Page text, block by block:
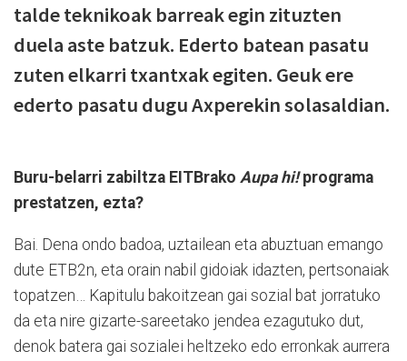
talde teknikoak barreak egin zituzten
duela aste batzuk. Ederto batean pasatu
zuten elkarri txantxak egiten. Geuk ere
ederto pasatu dugu Axperekin solasaldian.
Buru-belarri zabiltza EITBrako Aupa hi!programa
prestatzen, ezta?
Bai. Dena ondo badoa, uztailean eta abuztuan emango
dute ETB2n, eta orain nabil gidoiak idazten, pertsonaiak
topatzen… Kapitulu bakoitzean gai sozial bat jorratuko
da eta nire gizarte-sareetako jendea ezagutuko dut,
denok batera gai sozialei heltzeko edo erronkak aurrera